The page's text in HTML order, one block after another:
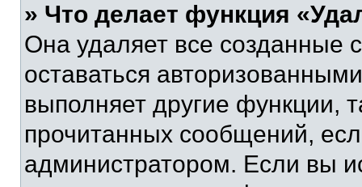
» Что делает функция
Она удаляет все созданные
оставаться
выполняет другие функции,
прочитанных сообщений,
администратором. Если вы